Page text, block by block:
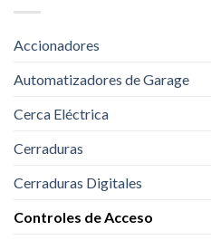
Accionadores
Automatizadores de Garage
Cerca Eléctrica
Cerraduras
Cerraduras Digitales
Controles de Acceso